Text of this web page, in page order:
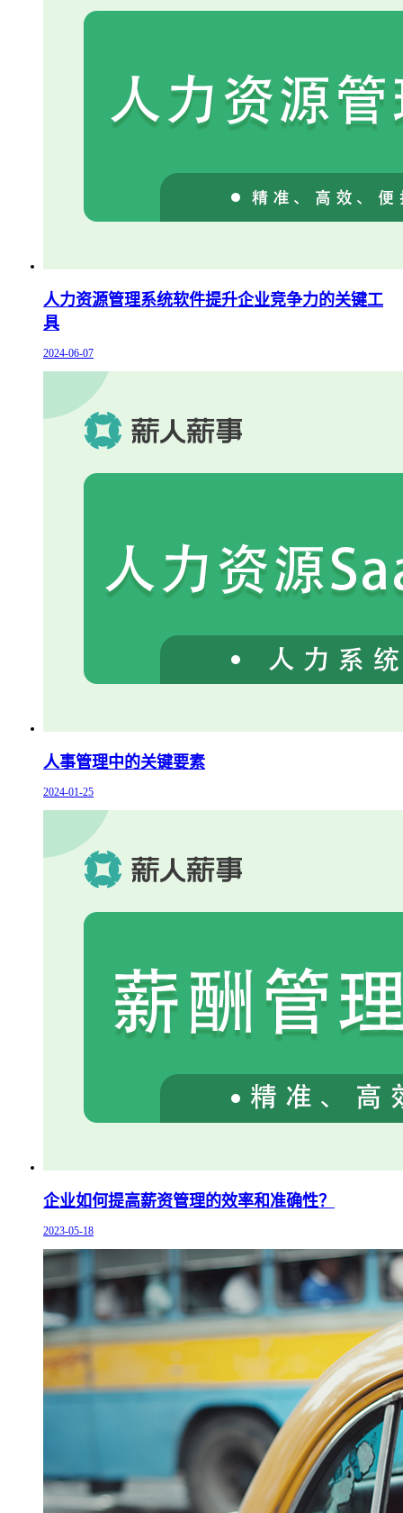
人力资源管理系统软件提升企业竞争力的关键工
具
2024-06-07
人事管理中的关键要素
2024-01-25
企业如何提高薪资管理的效率和准确性？
2023-05-18